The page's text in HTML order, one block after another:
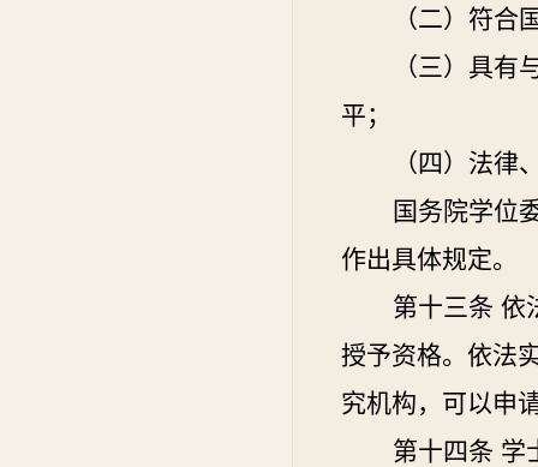
（二）符
（三）具
平；
（四）法律
国务院学位
作出具体规定。
第十三条 依
授予资格。依法
究机构，可以申
第十四条 学